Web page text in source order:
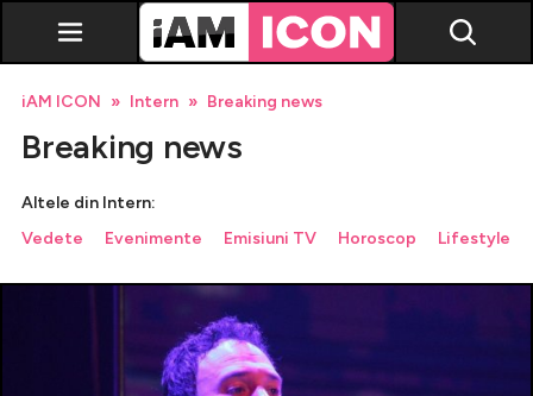
Vedete
Breaking news
Evenimente
Emisiuni TV
iAM ICON Intern Breaking news
Breaking news
Altele din Intern:
Vedete
Evenimente Emisiuni TV Horoscop Lifestyle